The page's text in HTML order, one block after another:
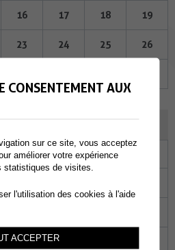
16 17 18 19
23 24 25 26
Je Ve Sa
14 15
CONSENTEMENT AUX
sur ce site, vous acceptez
améliorer votre expérience
statistiques de visites.
l'utilisation des cookies à l'aide
ACCEPTER